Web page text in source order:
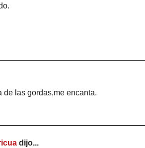
de las gordas,me encanta.
dijo...